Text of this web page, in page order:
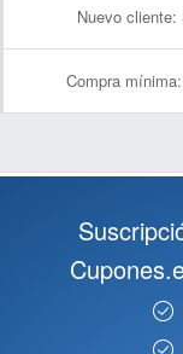
Nuevo cliente:
Compra mínima: